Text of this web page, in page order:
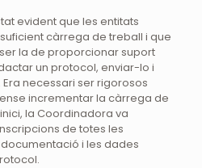
evident que les entitats
càrrega de treball i que
la de proporcionar suport
un protocol, enviar-lo i
necessari ser rigorosos
incrementar la càrrega de
la Coordinadora va
de totes les
i les dades